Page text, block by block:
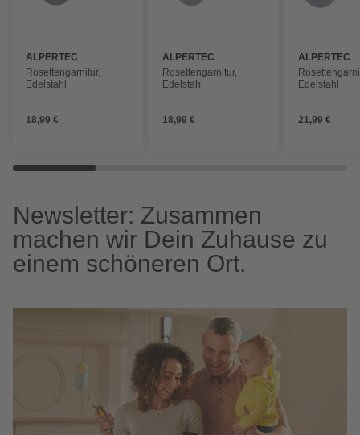
ALPERTEC
Rosettengarnitur,
Edelstahl
18,99 €
ALPERTEC
Rosettengarnitur,
Edelstahl
18,99 €
ALPERTEC
Edelstahl
21,99 €
Newsletter: Zusammen
machen wir Dein Zuhause zu
einem schöneren Ort.